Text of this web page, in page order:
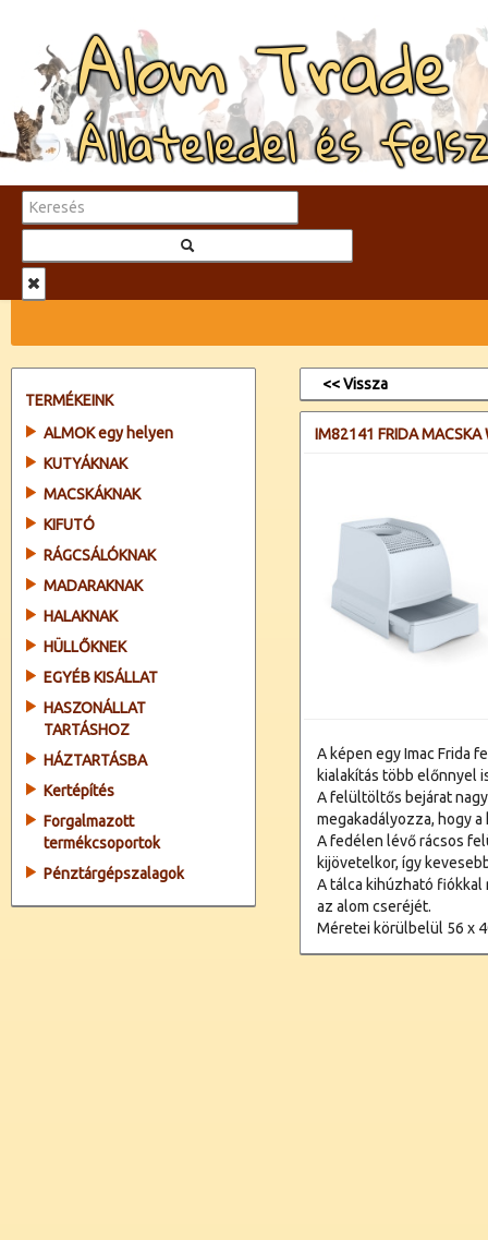
Alom Trade
Állateledel és
TERMÉKEINK
ALMOK egy helyen
KUTYÁKNAK
MACSKÁKNAK
KIFUTÓ
RÁGCSÁLÓKNAK
MADARAKNAK
HALAKNAK
HÜLLŐKNEK
EGYÉB KISÁLLAT
HASZONÁLLAT
TARTÁSHOZ
HÁZTARTÁSBA
Kertépítés
Forgalmazott
termékcsoportok
Pénztárgépszalagok
<< Vissza
IM82141 FRIDA
A képen egy Imac Frida
kialakítás több előnnyel
A felültöltős bejárat
megakadályozza, hogy
A fedélen lévő rácsos
kijövetelkor, így
A tálca kihúzható
az alom cseréjét.
Méretei körülbelül 56 x